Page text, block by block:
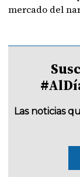
mercado del
Las noticias